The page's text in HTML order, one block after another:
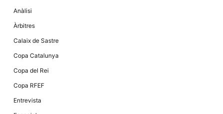
Anàlisi
Àrbitres
Calaix de Sastre
Copa Catalunya
Copa del Rei
Copa RFEF
Entrevista